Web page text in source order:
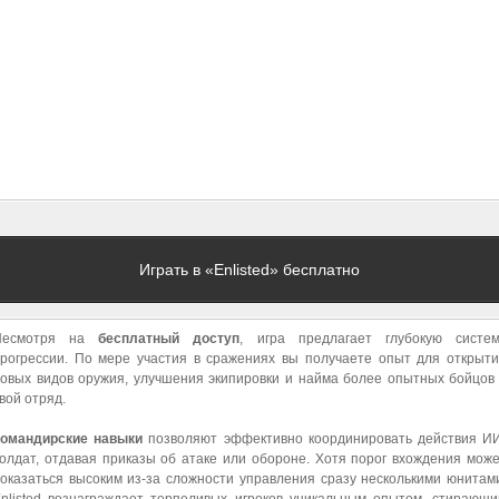
Играть в «Enlisted» бесплатно
набесплатный доступ, игра предлагает глубокую
По мере участия в сражениях вы получаете опыт для
видов оружия, улучшения экипировки и найма более опытных бойцов
отряд.
навыки позволяют эффективно координировать действия
отдавая приказы об атаке или обороне. Хотя порог вхождения
высоким из-за сложности управления сразу несколькими